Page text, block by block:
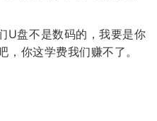
U盘不是数码的，我要是你
你这学费我们赚不了。